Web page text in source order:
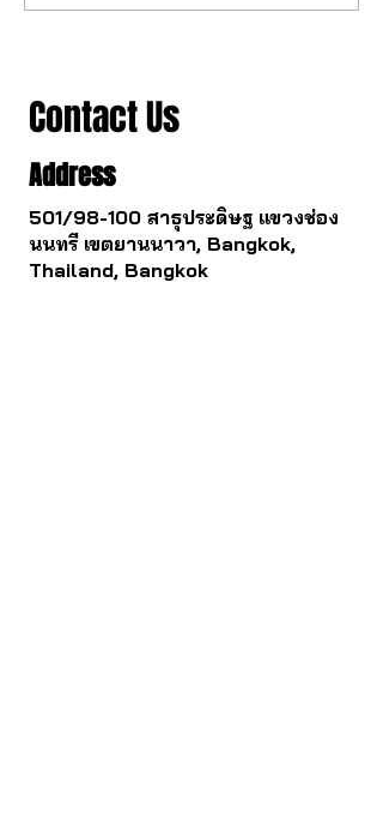
จีน
Contact Us
Address
501/98-100 สาธุประดิษฐ แขวงช่อง
นนทรี เขตยานนาวา, Bangkok,
Thailand, Bangkok